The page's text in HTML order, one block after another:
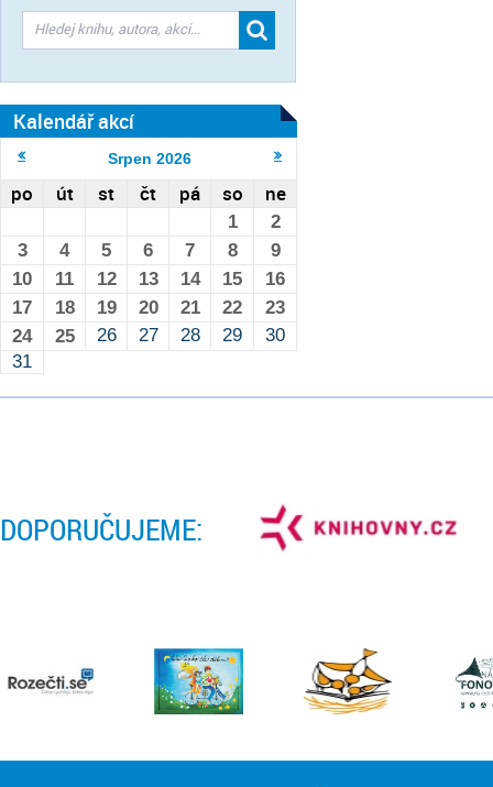
Kalendář akcí
Srpen 2026
po út st čt pá so ne
1
2
3
4 5 6 7 8
9
10
11 12 13 14 15
16
17
18 19 20 21 22
23
24
25 26 27 28 29
30
31
DOPORUČUJEME: